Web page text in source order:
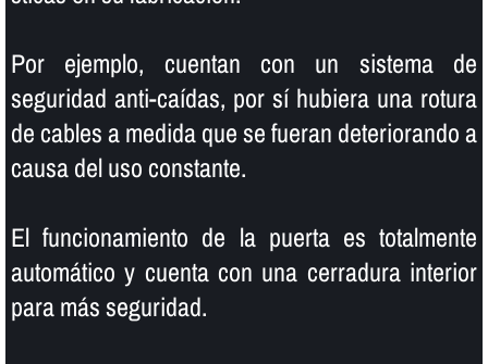
Por ejemplo, cuentan con un sistema de
seguridad anti-caí­das, por sí­ hubiera una rotura
de cables a medida que se fueran deteriorando a
causa del uso constante.
El funcionamiento de la puerta es totalmente
automático y cuenta con una cerradura interior
para más seguridad.